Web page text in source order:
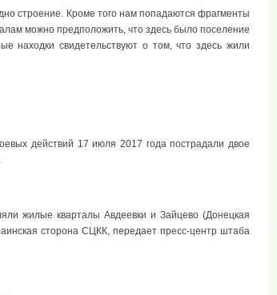
строение. Кроме того нам попадаются фрагменты
можно предположить, что здесь было поселение
находки свидетельствуют о том, что здесь жили
действий 17 июля 2017 года пострадали двое
жилые кварталы Авдеевки и Зайцево (Донецкая
сторона СЦКК, передает пресс-центр штаба